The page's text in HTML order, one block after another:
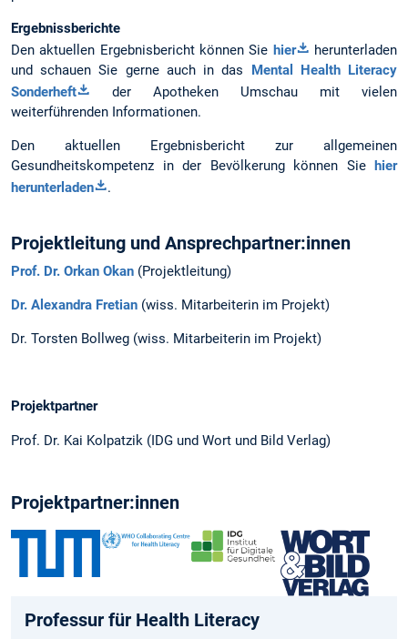
Ergebnissberichte
Den aktuellen Ergebnisbericht können Sie hier
herunterladen
und schauen Sie gerne auch in das Mental Health Literacy
Sonderheft
der Apotheken Umschau mit vielen
weiterführenden Informationen.
Den aktuellen Ergebnisbericht zur allgemeinen
Gesundheitskompetenz in der Bevölkerung können Sie
hier
herunterladen
.
Projektleitung und Ansprechpartner:innen
Prof. Dr. Orkan Okan (Projektleitung)
Dr. Alexandra Fretian (wiss. Mitarbeiterin im Projekt)
Dr. Torsten Bollweg (wiss. Mitarbeiterin im Projekt)
Projektpartner
Prof. Dr. Kai Kolpatzik (IDG und Wort und Bild Verlag)
Projektpartner:innen
Professur für Health Literacy